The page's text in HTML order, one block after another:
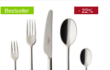
- 22%
Bestseller